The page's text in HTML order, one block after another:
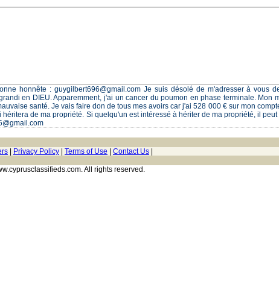
honnête : guygilbert696@gmail.com Je suis désolé de m'adresser à vous
en DIEU. Apparemment, j'ai un cancer du poumon en phase terminale. Mon
santé. Je vais faire don de tous mes avoirs car j'ai 528 000 € sur mon
de ma propriété. Si quelqu'un est intéressé à hériter de ma propriété, il
Privacy Policy Terms of Use Contact Us
All rights reserved.